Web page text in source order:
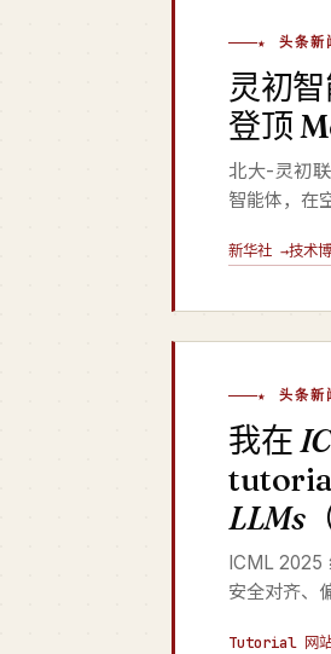
★ 头条新
灵初
登顶
北大-灵初
智能体，在
新华社 →技术
★ 头条新
我在
LLMs
ICML 2025
安全对齐、
Tutorial 网